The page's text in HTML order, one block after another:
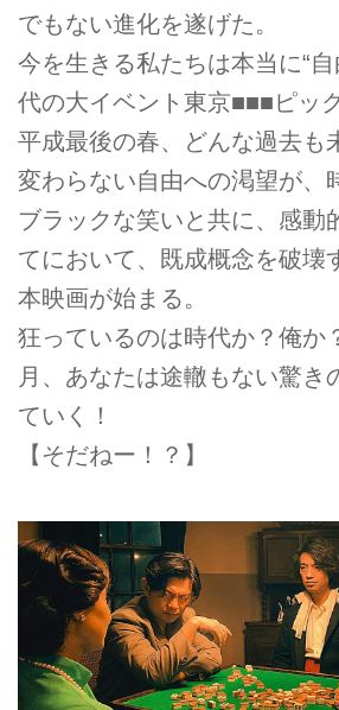
でもない進化を遂げた。
今を生きる私たちは本当に“
代の大イベント東京■■■ピッ
平成最後の春、どんな過去も
変わらない自由への渇望が、
ブラックな笑いと共に、感動
てにおいて、既成概念を破壊
本映画が始まる。
狂っているのは時代か？俺か
月、あなたは途轍もない驚き
ていく！
【そだねー！？】